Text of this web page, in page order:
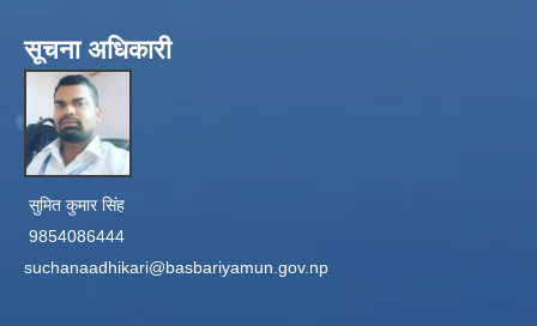
सूचना अधिकारी
सुमित कुमार सिंह
9854086444
suchanaadhikari@basbariyamun.gov.np